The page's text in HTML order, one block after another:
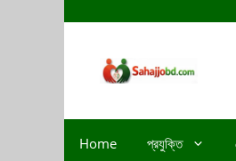
Home প্রযুক্তি